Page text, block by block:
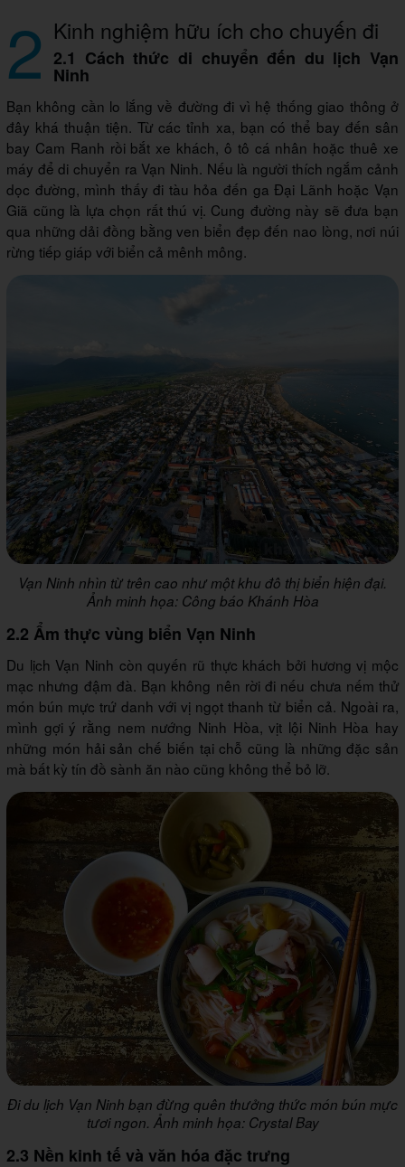
2 Kinh nghiệm hữu ích cho chuyến đi
2.1 Cách thức di chuyển đến du lịch Vạn
Ninh
Bạn không cần lo lắng về đường đi vì hệ thống giao thông ở
đây khá thuận tiện. Từ các tỉnh xa, bạn có thể bay đến sân
bay Cam Ranh rồi bắt xe khách, ô tô cá nhân hoặc thuê xe
máy để di chuyển ra Vạn Ninh. Nếu là người thích ngắm cảnh
dọc đường, mình thấy đi tàu hỏa đến ga Đại Lãnh hoặc Vạn
Giã cũng là lựa chọn rất thú vị. Cung đường này sẽ đưa bạn
qua những dải đồng bằng ven biển đẹp đến nao lòng, nơi núi
rừng tiếp giáp với biển cả mênh mông.
Vạn Ninh nhìn từ trên cao như một khu đô thị biển hiện đại.
Ảnh minh họa: Công báo Khánh Hòa
2.2 Ẩm thực vùng biển Vạn Ninh
Du lịch Vạn Ninh còn quyến rũ thực khách bởi hương vị mộc
mạc nhưng đậm đà. Bạn không nên rời đi nếu chưa nếm thử
món bún mực trứ danh với vị ngọt thanh từ biển cả. Ngoài ra,
mình gợi ý rằng nem nướng Ninh Hòa, vịt lội Ninh Hòa hay
những món hải sản chế biến tại chỗ cũng là những đặc sản
mà bất kỳ tín đồ sành ăn nào cũng không thể bỏ lỡ.
Đi du lịch Vạn Ninh bạn đừng quên thưởng thức món bún mực
tươi ngon. Ảnh minh họa: Crystal Bay
2.3 Nền kinh tế và văn hóa đặc trưng